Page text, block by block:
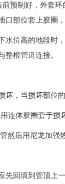
预制好，外套
口部位套上胶圈
水位高的地段时
整根管道连接。
坏，当损坏部位
连体胶圈套于损
然后用尼龙加强
回填到管顶上一